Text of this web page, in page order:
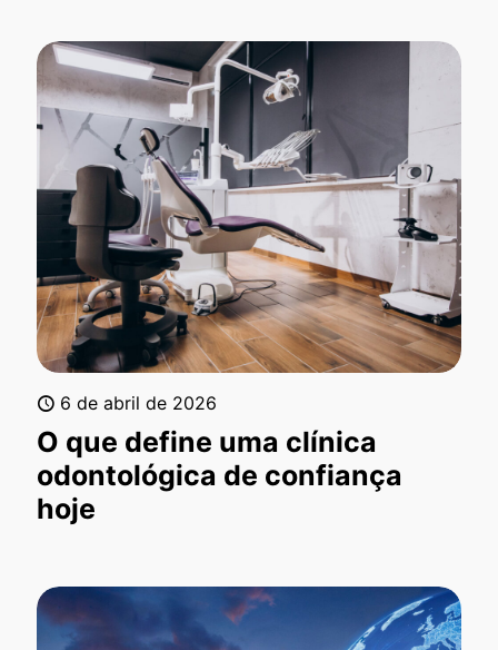
6 de abril de 2026
O que define uma clínica
odontológica de confiança
hoje